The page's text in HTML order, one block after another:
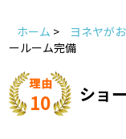
ホーム > ヨネヤが
ールーム完備
10 ショ